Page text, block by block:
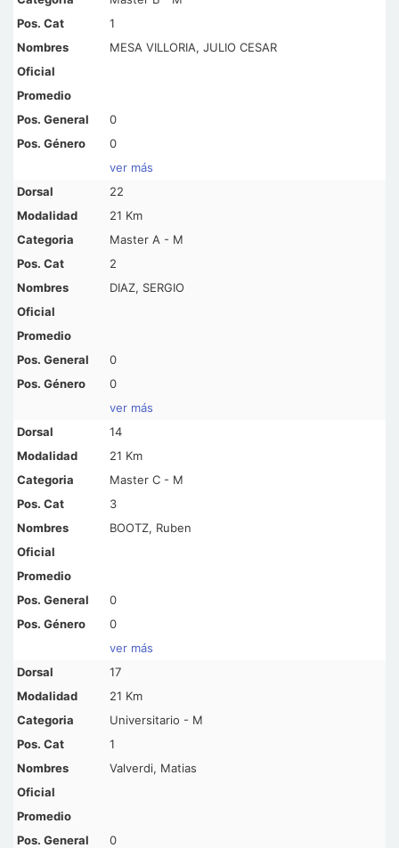
1
MESA VILLORIA, JULIO CESAR
0
0
ver más
22
21 Km
Master A - M
2
DIAZ, SERGIO
0
0
ver más
14
21 Km
Master C - M
3
BOOTZ, Ruben
0
0
ver más
17
21 Km
Universitario - M
1
Valverdi, Matias
0